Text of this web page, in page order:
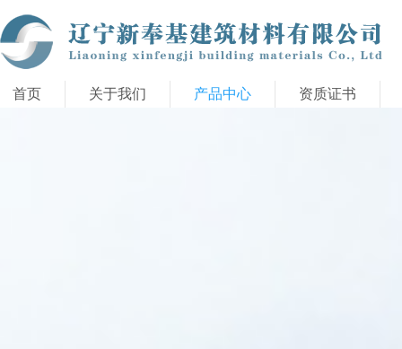
首页 关于我们 产品中心 资质证书